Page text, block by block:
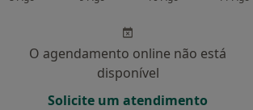
O agendamento online não está
disponível
Solicite um atendimento